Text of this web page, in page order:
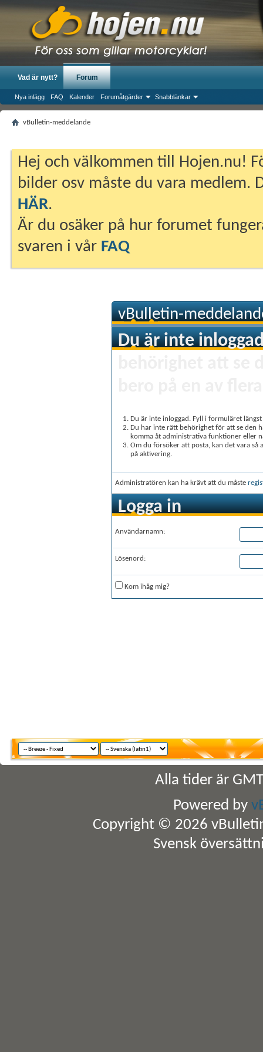
Vad är nytt? Forum
Nya inlägg FAQ Kalender Forumåtgärder Snabblänkar
vBulletin-meddelande
Hej och välkommen till Hojen.nu!
bilder osv måste du vara medlem.
HÄR.
Är du osäker på hur forumet
svaren i vår FAQ
vBulletin-
Du är inte
Du är inte inloggad. Fyll i formuläret
Du har inte rätt behörighet för att se den
komma åt administrativa funktioner eller
Om du försöker att posta, kan det vara
på aktivering.
Administratören kan ha krävt att du måste
Logga in
Användarnamn:
Lösenord:
Kom ihåg mig?
Alla tider är
Powered by
Copyright © 2026
Svensk